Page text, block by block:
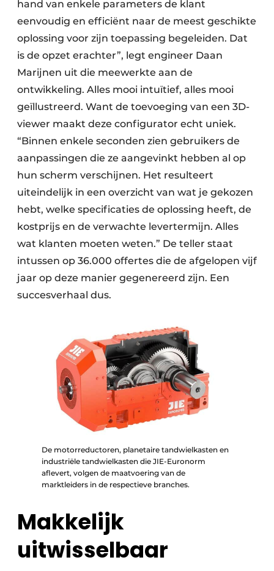
hand van enkele parameters de klant
eenvoudig en efficiënt naar de meest geschikte
oplossing voor zijn toepassing begeleiden. Dat
is de opzet erachter”, legt engineer Daan
Marijnen uit die meewerkte aan de
ontwikkeling. Alles mooi intuïtief, alles mooi
geïllustreerd. Want de toevoeging van een 3D-
viewer maakt deze configurator echt uniek.
“Binnen enkele seconden zien gebruikers de
aanpassingen die ze aangevinkt hebben al op
hun scherm verschijnen. Het resulteert
uiteindelijk in een overzicht van wat je gekozen
hebt, welke specificaties de oplossing heeft, de
kostprijs en de verwachte levertermijn. Alles
wat klanten moeten weten.” De teller staat
intussen op 36.000 offertes die de afgelopen vijf
jaar op deze manier gegenereerd zijn. Een
succesverhaal dus.
De motorreductoren, planetaire tandwielkasten en
industriële tandwielkasten die JIE-Euronorm
aflevert, volgen de maatvoering van de
marktleiders in de respectieve branches.
Makkelijk
uitwisselbaar